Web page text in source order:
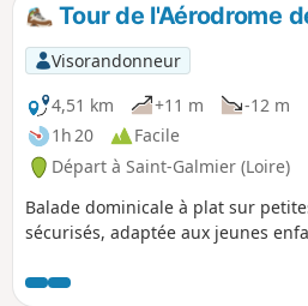
Tour de l'Aérodrome
Visorandonneur
4,51 km
+11 m
-12 m
1h 20
Facile
Départ à Saint-Galmier (Loire)
Balade dominicale à plat sur
sécurisés, adaptée aux jeunes